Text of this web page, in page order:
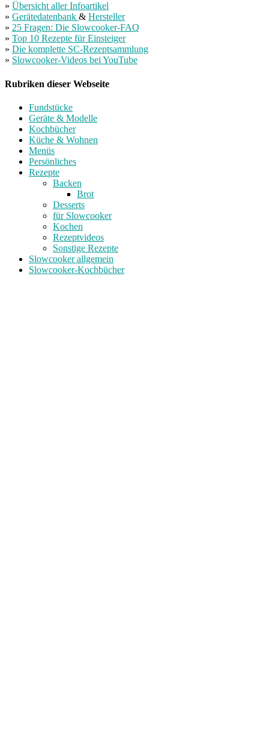
» Übersicht aller Infoartikel
» Gerätedatenbank & Hersteller
» 25 Fragen: Die Slowcooker-FAQ
» Top 10 Rezepte für Einsteiger
» Die komplette SC-Rezeptsammlung
» Slowcooker-Videos bei YouTube
Rubriken dieser Webseite
Fundstücke
Geräte & Modelle
Kochbücher
Küche & Wohnen
Menüs
Persönliches
Rezepte
Backen
Brot
Desserts
für Slowcooker
Kochen
Rezeptvideos
Sonstige Rezepte
Slowcooker allgemein
Slowcooker-Kochbücher